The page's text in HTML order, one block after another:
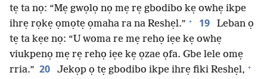
tẹ ta nọ: “Mẹ gwọlọ nọ mẹ rẹ gbodibo kẹ owhẹ ikpe
ihrẹ rọkẹ ọmọtẹ ọmaha ra na Reshẹl.” + 19
Leban ọ
tẹ ta kẹe nọ: “U woma re mẹ rehọ iẹe kẹ owhẹ
viukpenọ mẹ rẹ rehọ iẹe kẹ ọzae ọfa. Gbe lele omẹ
rria.” 20 Jekọp ọ tẹ gbodibo ikpe ihrẹ fiki Reshẹl, +